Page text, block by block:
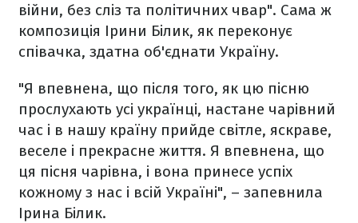
війни, без сліз та політичних чвар". Сама ж
композиція Ірини Білик, як переконує
співачка, здатна об'єднати Україну.
"Я впевнена, що після того, як цю пісню
прослухають усі українці, настане чарівний
час і в нашу країну прийде світле, яскраве,
веселе і прекрасне життя. Я впевнена, що
ця пісня чарівна, і вона принесе успіх
кожному з нас і всій Україні", – запевнила
Ірина Білик.